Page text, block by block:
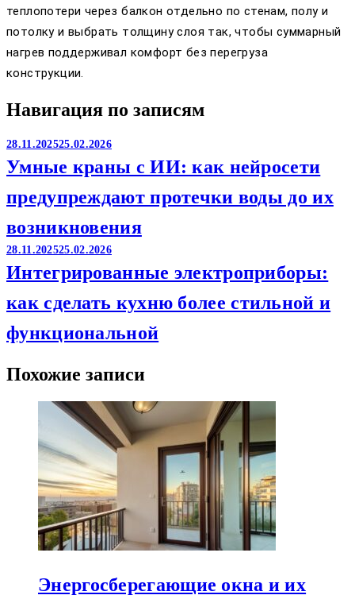
теплопотери через балкон отдельно по стенам, полу и
потолку и выбрать толщину слоя так, чтобы суммарный
нагрев поддерживал комфорт без перегруза
конструкции.
Навигация по записям
28.11.202525.02.2026
Умные краны с ИИ: как нейросети
предупреждают протечки воды до их
возникновения
28.11.202525.02.2026
Интегрированные электроприборы:
как сделать кухню более стильной и
функциональной
Похожие записи
Энергосберегающие окна и их